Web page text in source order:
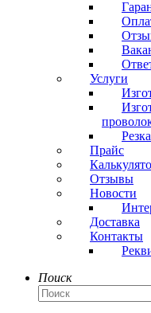
Услуги
Прайс
Отзывы
Новости
Доставка
Контакты
Поиск